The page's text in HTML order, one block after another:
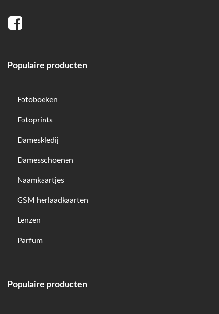
Populaire producten
Fotoboeken
Fotoprints
Dameskledij
Damesschoenen
Naamkaartjes
GSM herlaadkaarten
Lenzen
Parfum
Populaire producten